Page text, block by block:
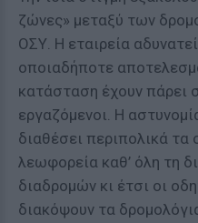
ζώνες» μεταξύ των
ΟΣΥ. Η εταιρεία
οποιαδήποτε
κατάσταση έχουν πάρει
εργαζόμενοι. Η
διαθέσει περιπολικά
λεωφορεία καθ’ όλη τη
διαδρομών κι έτσι οι
διακόψουν τα